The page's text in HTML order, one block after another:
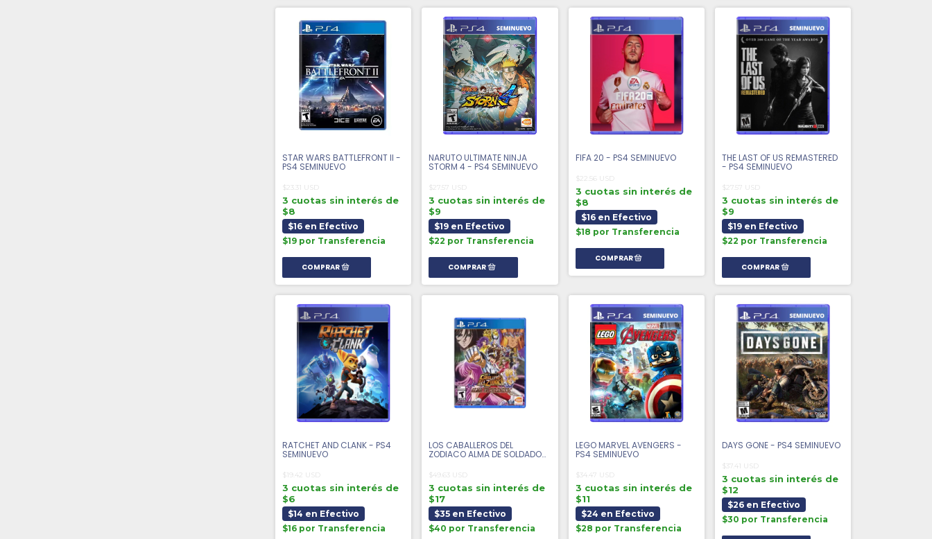
STAR WARS BATTLEFRONT II -
PS4 SEMINUEVO
$23.31 USD
3 cuotas sin interés de
$8
$16 en Efectivo
$19 por Transferencia
NARUTO ULTIMATE NINJA
STORM 4 - PS4 SEMINUEVO
$27.57 USD
3 cuotas sin interés de
$9
$19 en Efectivo
$22 por Transferencia
FIFA 20 - PS4 SEMINUEVO
$22.56 USD
3 cuotas sin interés de
$8
$16 en Efectivo
$18 por Transferencia
THE LAST OF US REMASTERED
- PS4 SEMINUEVO
$27.57 USD
3 cuotas sin interés de
$9
$19 en Efectivo
$22 por Transferencia
RATCHET AND CLANK - PS4
SEMINUEVO
$19.42 USD
3 cuotas sin interés de
$6
$14 en Efectivo
$16 por Transferencia
LOS CABALLEROS DEL
ZODIACO ALMA DE SOLDADOS
$49.63 USD
3 cuotas sin interés de
$17
$35 en Efectivo
$40 por Transferencia
LEGO MARVEL AVENGERS -
PS4 SEMINUEVO
$34.47 USD
3 cuotas sin interés de
$11
$24 en Efectivo
$28 por Transferencia
DAYS GONE - PS4 SEMINUEVO
$37.41 USD
3 cuotas sin interés de
$12
$26 en Efectivo
$30 por Transferencia